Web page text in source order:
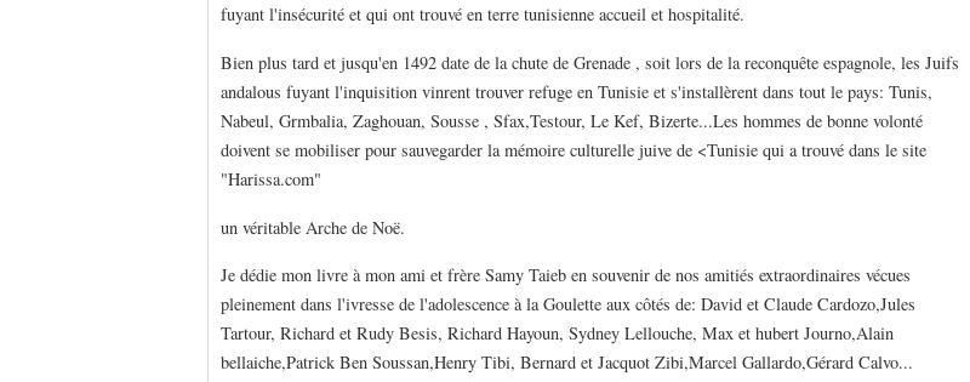
fuyant l'insécurité et qui ont trouvé en terre tunisienne accueil et hospitalité.
Bien plus tard et jusqu'en 1492 date de la chute de Grenade , soit lors de la reconquête espagnole, les Juifs
andalous fuyant l'inquisition vinrent trouver refuge en Tunisie et s'installèrent dans tout le pays: Tunis,
Nabeul, Grmbalia, Zaghouan, Sousse , Sfax,Testour, Le Kef, Bizerte...Les hommes de bonne volonté
doivent se mobiliser pour sauvegarder la mémoire culturelle juive de <Tunisie qui a trouvé dans le site
"Harissa.com"
un véritable Arche de Noë.
Je dédie mon livre à mon ami et frère Samy Taieb en souvenir de nos amitiés extraordinaires vécues
pleinement dans l'ivresse de l'adolescence à la Goulette aux côtés de: David et Claude Cardozo,Jules
Tartour, Richard et Rudy Besis, Richard Hayoun, Sydney Lellouche, Max et hubert Journo,Alain
bellaiche,Patrick Ben Soussan,Henry Tibi, Bernard et Jacquot Zibi,Marcel Gallardo,Gérard Calvo...